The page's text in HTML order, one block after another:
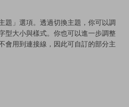
題」選項。透過切換主題，你可以調
型大小與樣式。你也可以進一步調整
會用到連接線，因此可自訂的部分主